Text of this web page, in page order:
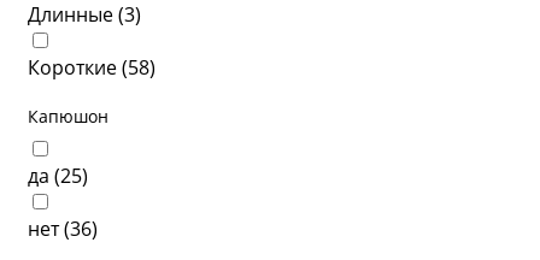
Длинные (3)
Короткие (58)
Капюшон
да (25)
нет (36)